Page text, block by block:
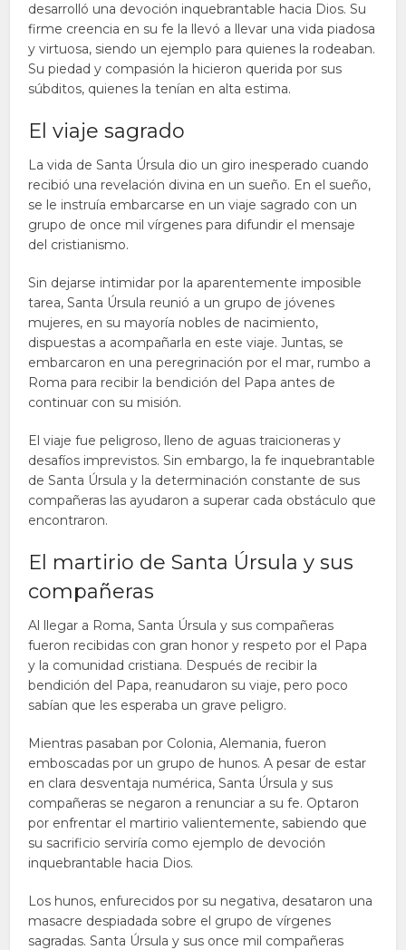
desarrolló una devoción inquebrantable hacia Dios. Su
firme creencia en su fe la llevó a llevar una vida piadosa
y virtuosa, siendo un ejemplo para quienes la rodeaban.
Su piedad y compasión la hicieron querida por sus
súbditos, quienes la tenían en alta estima.
El viaje sagrado
La vida de Santa Úrsula dio un giro inesperado cuando
recibió una revelación divina en un sueño. En el sueño,
se le instruía embarcarse en un viaje sagrado con un
grupo de once mil vírgenes para difundir el mensaje
del cristianismo.
Sin dejarse intimidar por la aparentemente imposible
tarea, Santa Úrsula reunió a un grupo de jóvenes
mujeres, en su mayoría nobles de nacimiento,
dispuestas a acompañarla en este viaje. Juntas, se
embarcaron en una peregrinación por el mar, rumbo a
Roma para recibir la bendición del Papa antes de
continuar con su misión.
El viaje fue peligroso, lleno de aguas traicioneras y
desafíos imprevistos. Sin embargo, la fe inquebrantable
de Santa Úrsula y la determinación constante de sus
compañeras las ayudaron a superar cada obstáculo que
encontraron.
El martirio de Santa Úrsula y sus
compañeras
Al llegar a Roma, Santa Úrsula y sus compañeras
fueron recibidas con gran honor y respeto por el Papa
y la comunidad cristiana. Después de recibir la
bendición del Papa, reanudaron su viaje, pero poco
sabían que les esperaba un grave peligro.
Mientras pasaban por Colonia, Alemania, fueron
emboscadas por un grupo de hunos. A pesar de estar
en clara desventaja numérica, Santa Úrsula y sus
compañeras se negaron a renunciar a su fe. Optaron
por enfrentar el martirio valientemente, sabiendo que
su sacrificio serviría como ejemplo de devoción
inquebrantable hacia Dios.
Los hunos, enfurecidos por su negativa, desataron una
masacre despiadada sobre el grupo de vírgenes
sagradas. Santa Úrsula y sus once mil compañeras